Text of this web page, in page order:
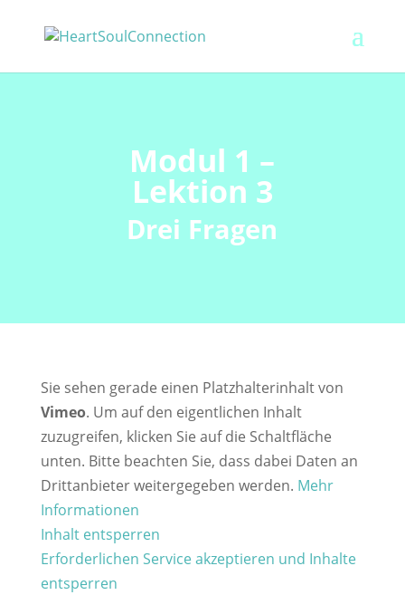
Modul 1 –
Lektion 3
Drei Fragen
Sie sehen gerade einen Platzhalterinhalt von
Vimeo. Um auf den eigentlichen Inhalt
zuzugreifen, klicken Sie auf die Schaltfläche
unten. Bitte beachten Sie, dass dabei Daten an
Drittanbieter weitergegeben werden. Mehr
Informationen
Inhalt entsperren
Erforderlichen Service akzeptieren und Inhalte
entsperren